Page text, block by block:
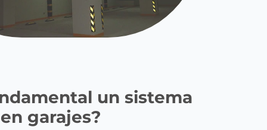
un sistema
garajes?